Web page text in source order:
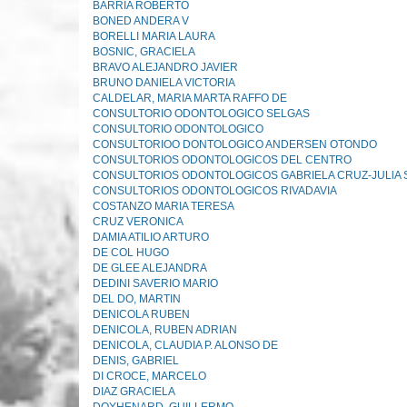
BARRIA ROBERTO
BONED ANDERA V
BORELLI MARIA LAURA
BOSNIC, GRACIELA
BRAVO ALEJANDRO JAVIER
BRUNO DANIELA VICTORIA
CALDELAR, MARIA MARTA RAFFO DE
CONSULTORIO ODONTOLOGICO SELGAS
CONSULTORIO ODONTOLOGlCO
CONSULTORIOO DONTOLOGICO ANDERSEN OTONDO
CONSULTORIOS ODONTOLOGICOS DEL CENTRO
CONSULTORIOS ODONTOLOGICOS GABRIELA CRUZ-JULlA
CONSULTORIOS ODONTOLOGICOS RIVADAVIA
COSTANZO MARIA TERESA
CRUZ VERONICA
DAMIA ATILIO ARTURO
DE COL HUGO
DE GLEE ALEJANDRA
DEDINI SAVERIO MARIO
DEL DO, MARTIN
DENICOLA RUBEN
DENICOLA, RUBEN ADRIAN
DENICOLA, CLAUDIA P. ALONSO DE
DENIS, GABRIEL
DI CROCE, MARCELO
DIAZ GRACIELA